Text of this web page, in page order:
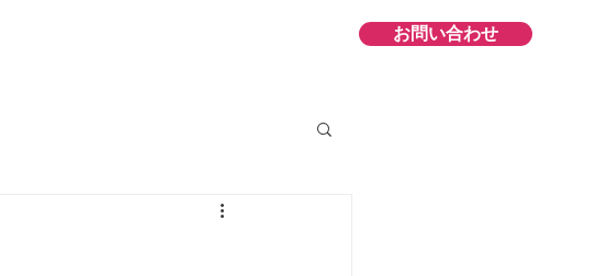
お問い合わせ